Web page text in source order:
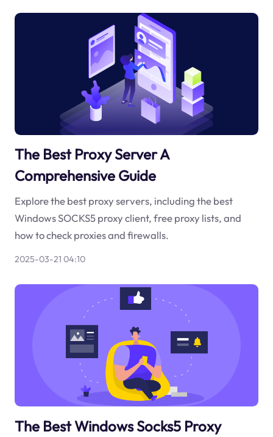
The Best Proxy Server A
Comprehensive Guide
Explore the best proxy servers, including the best
Windows SOCKS5 proxy client, free proxy lists, and
how to check proxies and firewalls.
2025-03-21 04:10
The Best Windows Socks5 Proxy